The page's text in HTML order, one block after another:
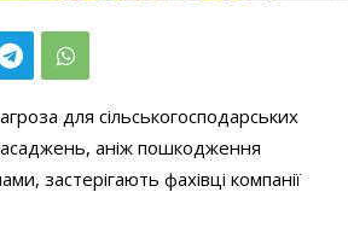
для сільськогосподарських
аніж пошкодження
застерігають фахівці компанії